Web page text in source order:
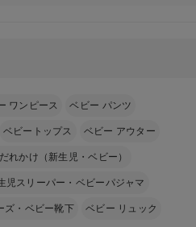
ワンピース ベビー パンツ
ベビートップス ベビー アウター
れかけ（新生児・ベビー）
児スリーパー・ベビーパジャマ
ズ・ベビー靴下 ベビー リュック